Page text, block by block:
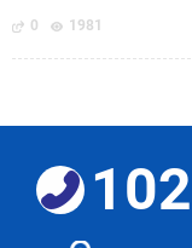
0 1981
102